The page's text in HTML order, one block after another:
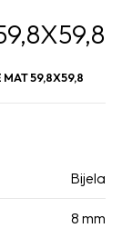
59,8X59,8
Bijela
8 mm